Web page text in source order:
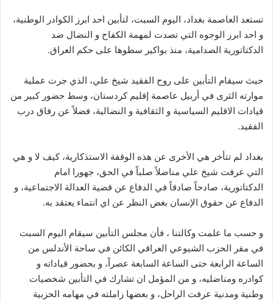
تستعد العاصمة بغداد، اليوم السبت، لتأبين احد ابرز الكوادر الوطنية،
و احد ابرز الوجوه التي تصدت لمهمة الكفاح و النضال ضد
الدكتاتورية الصدامية، منذ بواكير سطوها على حكم العراق.
حيث سيقام التأبين على روح الفقيد شيخ علي، الذي جرت عملية
موارته الثرى في أربيل عاصمة إقليم كردستان، وسط حضور كبير من
قيادات الاقليم السياسية و الثقافية و النضالية، فضلاً عن رفاق درب
الفقيد.
بغداد لم تتأخر هي الأخرى عن هذه الوقفة الاستذكارية، كيف لا و هي
التي عرفت شيخ علي مناضلاً صلباً في الحق، جهورا امام
الدكتاتورية، صادحاً صادقاً في الدفاع عن قضية العدالة الاجتماعية، و
الدفاع عن حقوق الإنسان بغض النظر عن اي انتماء يعتقد به.
و حسب ما علمت وكالتنا ، فأن مجلس التأبين سيقام اليوم السبت
في مقر الحزب الشيوعي العراقي الكائن في ساحة الأندلس من
الساعة الرابعة حتى الساعة السابعة عصراً، و بحضور قياداته و
كوادره ومناضليه، و من المؤمل ان تشارك في التأبين شخصيات
وطنية ومدنية عرفت الراحل، و بعضها زاملته في مهامه الحزبية